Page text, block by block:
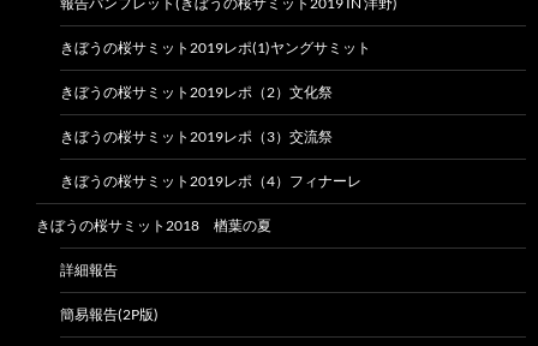
きぼうの桜サミット2019レポ(1)ヤングサミット
きぼうの桜サミット2019レポ（2）文化祭
きぼうの桜サミット2019レポ（3）交流祭
きぼうの桜サミット2019レポ（4）フィナーレ
きぼうの桜サミット2018 楢葉の夏
詳細報告
簡易報告(2P版)